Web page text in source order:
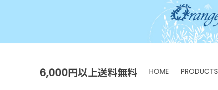
6,000円以上送料無料 HOME PRODUCTS